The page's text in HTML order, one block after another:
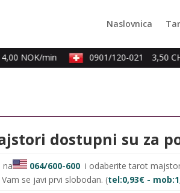
Naslovnica
NOK/min 0901/120-021 3,50
dostupni su za
na 064/600-600 i odaberite tarot
se javi prvi slobodan. (tel:0,93€ -